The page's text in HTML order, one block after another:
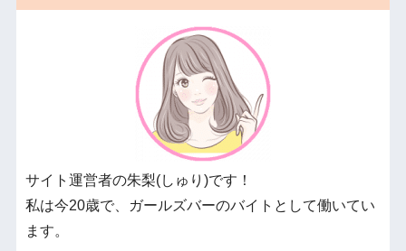
サイト運営者の朱梨(しゅり)です！
私は今20歳で、ガールズバーのバイトとして働いてい
ます。